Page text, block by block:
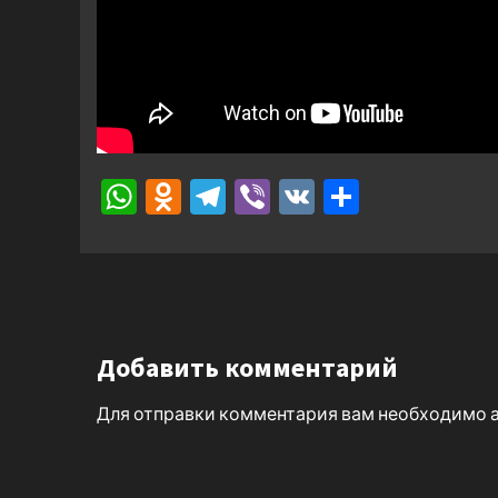
WhatsApp
Odnoklassniki
Telegram
Viber
VK
Добавить комментарий
Для отправки комментария вам необходимо